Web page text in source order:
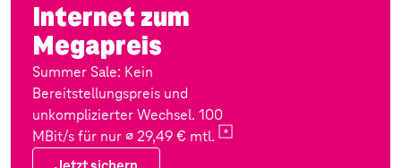
Internet zum
Megapreis
Summer Sale: Kein
Bereitstellungspreis und
unkomplizierter Wechsel. 100
MBit/s für nur ∅ 29,49 € mtl.